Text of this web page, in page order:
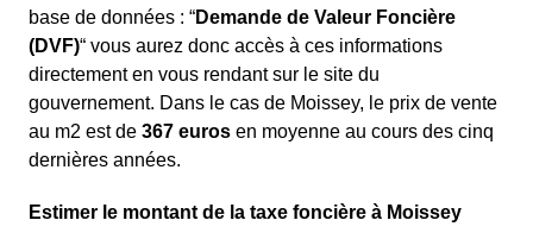
base de données : “Demande de Valeur Foncière
(DVF)“ vous aurez donc accès à ces informations
directement en vous rendant sur le site du
gouvernement. Dans le cas de Moissey, le prix de vente
au m2 est de 367 euros en moyenne au cours des cinq
dernières années.
Estimer le montant de la taxe foncière à Moissey